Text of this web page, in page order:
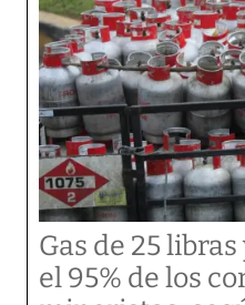
Gas de 25
el 95% de los